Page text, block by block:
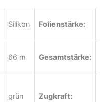
Silikon Folienstärke:
66 m Gesamtstärke:
grün Zugkraft: